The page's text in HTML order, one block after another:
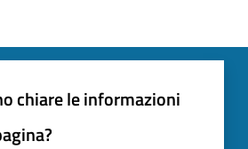
chiare le informazioni